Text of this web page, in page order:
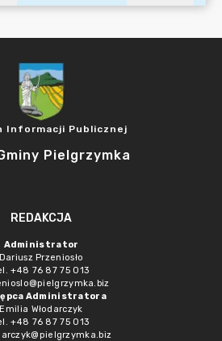
Informacji Publicznej
Pielgrzymka
REDAKCJA
Administrator
Dariusz Przeniosło
+48 76 87 75 013
Administratora
Emilia Włodarczyk
+48 76 87 75 013